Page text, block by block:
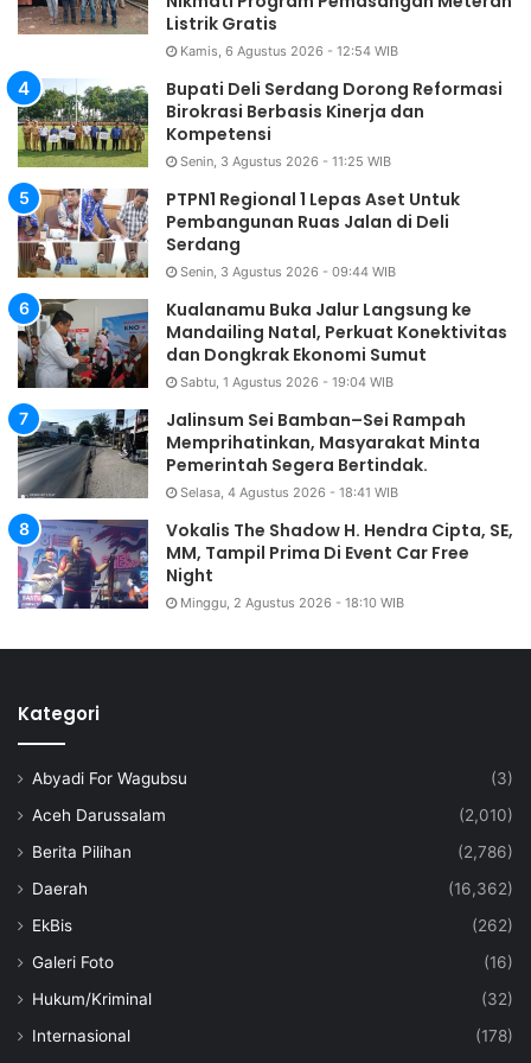
Listrik Gratis
Kamis, 6 Agustus 2026 - 12:54 WIB
Bupati Deli Serdang Dorong Reformasi
Birokrasi Berbasis Kinerja dan
Kompetensi
Senin, 3 Agustus 2026 - 11:25 WIB
PTPN1 Regional 1 Lepas Aset Untuk
Pembangunan Ruas Jalan di Deli
Serdang
Senin, 3 Agustus 2026 - 09:44 WIB
Kualanamu Buka Jalur Langsung ke
Mandailing Natal, Perkuat Konektivitas
dan Dongkrak Ekonomi Sumut
Sabtu, 1 Agustus 2026 - 19:04 WIB
Jalinsum Sei Bamban–Sei Rampah
Memprihatinkan, Masyarakat Minta
Pemerintah Segera Bertindak.
Selasa, 4 Agustus 2026 - 18:41 WIB
Vokalis The Shadow H. Hendra Cipta, SE,
MM, Tampil Prima Di Event Car Free
Night
Minggu, 2 Agustus 2026 - 18:10 WIB
Kategori
Abyadi For Wagubsu
(3)
Aceh Darussalam
(2,010)
Berita Pilihan
(2,786)
Daerah
(16,362)
EkBis
(262)
Galeri Foto
(16)
Hukum/Kriminal
(32)
Internasional
(178)